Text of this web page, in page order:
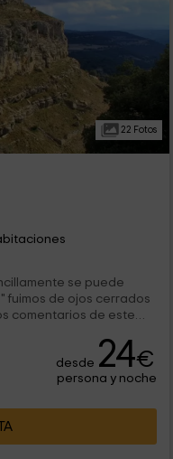
22 Fotos
se puede
comentarios de este
es preciso, nos
razones, la primera el
hallamos tanto en Ana
y cada una nuestras
cabañas en un
con las otras, te
desde 24€
persona y noche